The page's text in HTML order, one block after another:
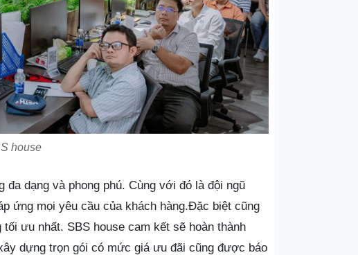
house
dạng và phong phú. Cùng với đó là đội ngũ
ứng mọi yêu cầu của khách hàng.Đặc biệt cũng
ưu nhất. SBS house cam kết sẽ hoàn thành
dựng trọn gói có mức giá ưu đãi cũng được báo